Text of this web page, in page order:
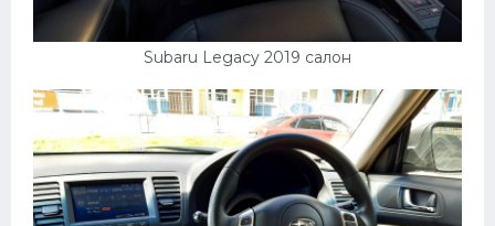
Subaru Legacy 2019 салон